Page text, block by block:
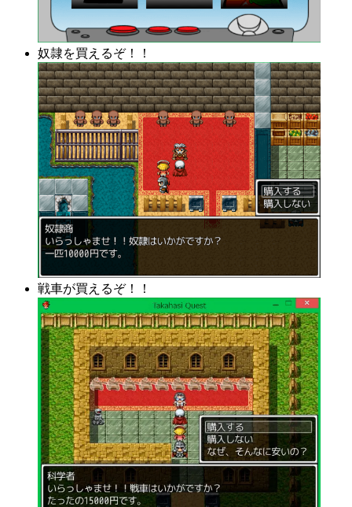
奴隷を買えるぞ！！
戦車が買えるぞ！！